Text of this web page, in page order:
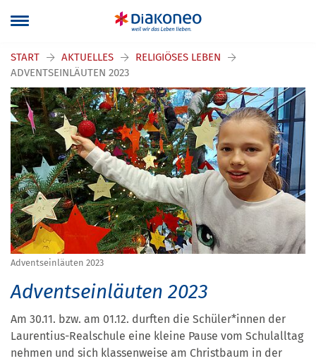
START AKTUELLES
RELIGIÖSES LEBEN
ADVENTSEINLÄUTEN 2023
Adventseinläuten 2023
Adventseinläuten 2023
Am 30.11. bzw. am 01.12. durften die Schüler*innen der
Laurentius-Realschule eine kleine Pause vom Schulalltag
nehmen und sich klassenweise am Christbaum in der